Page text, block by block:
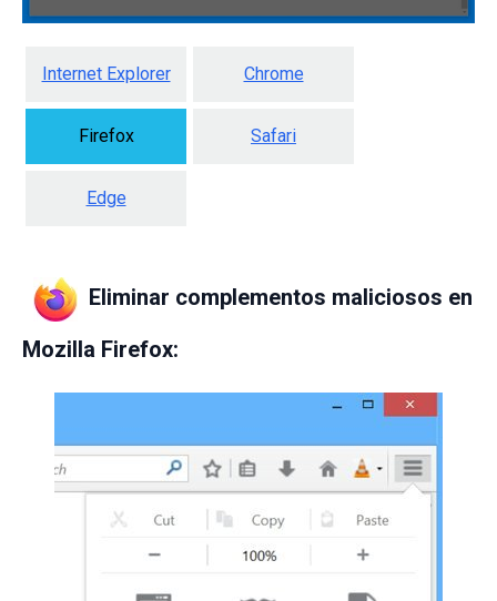
Internet Explorer Chrome
Firefox Safari
Edge
Eliminar complementos maliciosos en
Mozilla Firefox: